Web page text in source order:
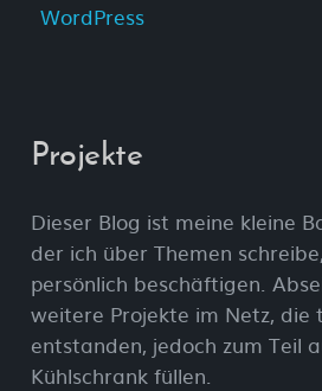
WordPress
Projekte
Dieser Blog ist meine kleine
der ich über Themen
persönlich beschäftigen.
weitere Projekte im Netz, die
entstanden, jedoch zum Teil
Kühlschrank füllen.